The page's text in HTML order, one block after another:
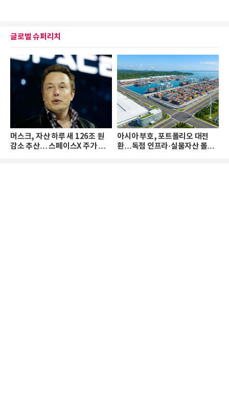
글로벌 슈퍼리치
머스크, 자산 하루 새 126조 원
감소 추산… 스페이스X 주가 하
아시아 부호, 포트폴리오 대전
환…독점 인프라·실물자산 몰린